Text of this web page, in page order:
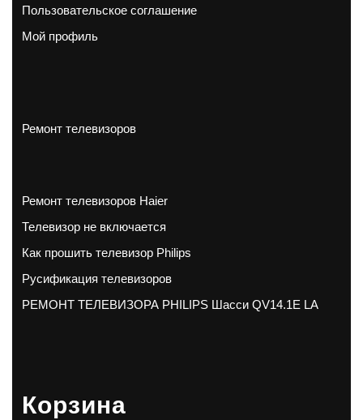
Пользовательское соглашение
Мой профиль
Ремонт телевизоров
Ремонт телевизоров Haier
Телевизор не включается
Как прошить телевизор Philips
Русификация телевизоров
РЕМОНТ ТЕЛЕВИЗОРА PHILIPS Шасси QV14.1E LA
Корзина